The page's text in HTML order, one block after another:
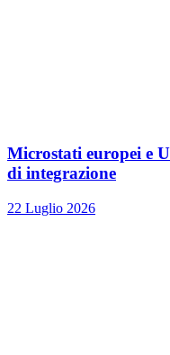
Microstati europei e
di integrazione
22 Luglio 2026